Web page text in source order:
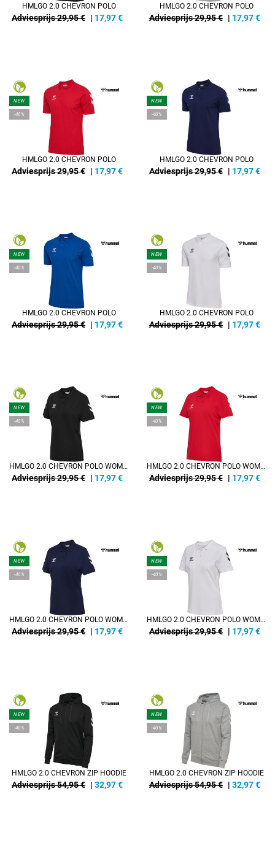
HMLGO 2.0 CHEVRON POLO
Adviesprijs 29,95 € | 17,97€
HMLGO 2.0 CHEVRON POLO
Adviesprijs 29,95 € | 17,97€
NEW
-40%
HMLGO 2.0 CHEVRON POLO
Adviesprijs 29,95 € | 17,97€
NEW
-40%
HMLGO 2.0 CHEVRON POLO
Adviesprijs 29,95 € | 17,97€
NEW
-40%
HMLGO 2.0 CHEVRON POLO
Adviesprijs 29,95 € | 17,97€
NEW
-40%
HMLGO 2.0 CHEVRON POLO
Adviesprijs 29,95 € | 17,97€
NEW
-40%
HMLGO 2.0 CHEVRON POLO WOMAN
Adviesprijs 29,95 € | 17,97€
NEW
-40%
HMLGO 2.0 CHEVRON POLO WOMAN
Adviesprijs 29,95 € | 17,97€
NEW
-40%
HMLGO 2.0 CHEVRON POLO WOMAN
Adviesprijs 29,95 € | 17,97€
NEW
-40%
HMLGO 2.0 CHEVRON POLO WOMAN
Adviesprijs 29,95 € | 17,97€
NEW
-40%
HMLGO 2.0 CHEVRON ZIP HOODIE
Adviesprijs 54,95 € | 32,97€
NEW
-40%
HMLGO 2.0 CHEVRON ZIP HOODIE
Adviesprijs 54,95 € | 32,97€